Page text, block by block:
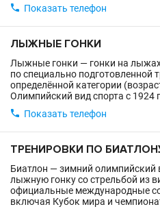
 Показать телефон
ЛЫЖНЫЕ ГОНКИ
Лыжные гонки — гонки на
по специально подготовленной
определённой категории
Олимпийский вид спорта с 1924
 Показать телефон
ТРЕНИРОВКИ ПО
Биатлон — зимний олимпийский
лыжную гонку со стрельбой из
официальные международные
включая Кубок мира и